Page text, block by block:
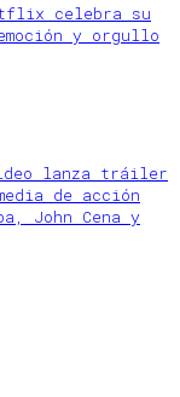
celebra su
y orgullo
lanza tráiler
de acción
John Cena y